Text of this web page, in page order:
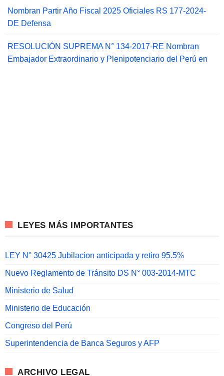
Nombran Partir Año Fiscal 2025 Oficiales RS 177-2024-
DE Defensa
RESOLUCIÓN SUPREMA N° 134-2017-RE Nombran
Embajador Extraordinario y Plenipotenciario del Perú en
LEYES MÁS IMPORTANTES
LEY N° 30425 Jubilacion anticipada y retiro 95.5%
Nuevo Reglamento de Tránsito DS N° 003-2014-MTC
Ministerio de Salud
Ministerio de Educación
Congreso del Perú
Superintendencia de Banca Seguros y AFP
ARCHIVO LEGAL